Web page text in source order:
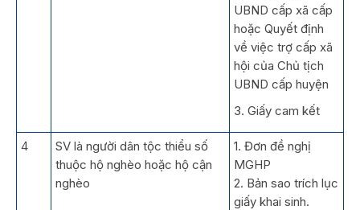
UBND cấp xã cấp
hoặc Quyết định
về việc trợ cấp xã
hội của Chủ tịch
UBND cấp huyện
3. Giấy cam kết
4
SV là người dân tộc thiểu số
thuộc hộ nghèo hoặc hộ cận
nghèo
1. Đơn đề nghị
MGHP
2. Bản sao trích lục
giấy khai sinh.